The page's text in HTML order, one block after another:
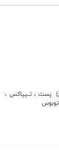
پست ، تــیپاکس ،
اتوبوس